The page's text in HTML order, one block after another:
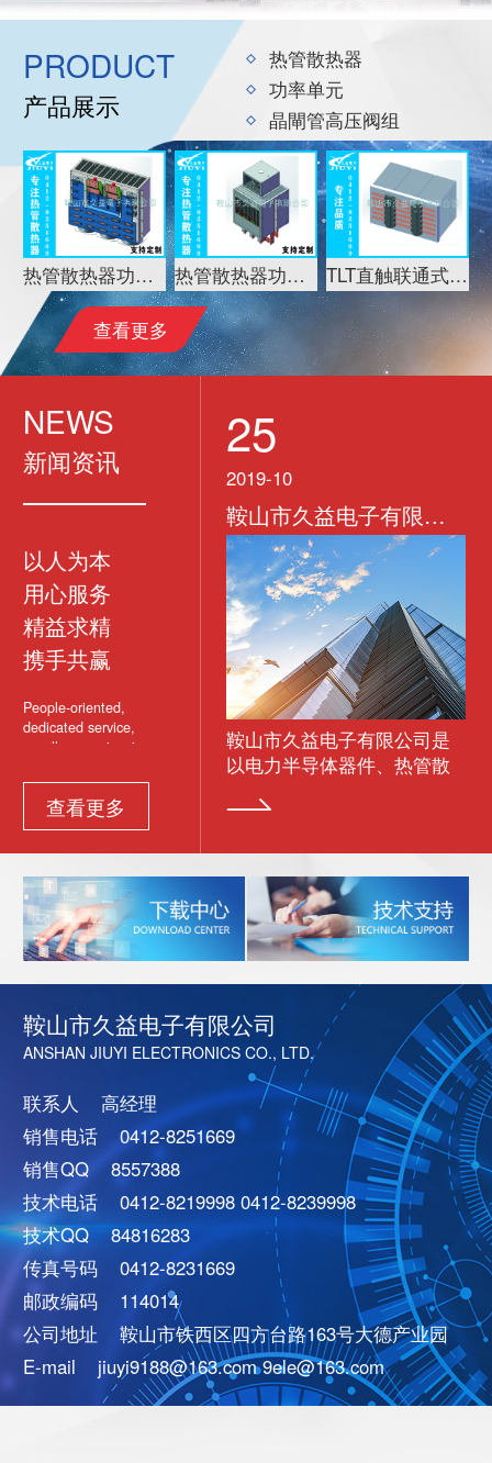
PRODUCT
产品展示
热管散热器
功率单元
晶閘管高压阀组
热管散热器功率单元-IGBT功率单元 热管散热器功率单元-FRXP系列功率单元 TLT直触联通式热管散热器
查看更多
NEWS
新闻资讯
以人为本
用心服务
精益求精
携手共赢
People-oriented,
dedicated service,
excellence, win-win
查看更多
10
采用军工热管技术，
补了国内行业的空
产品已经大量应用于
网的大功率补偿
）装置、晶闸管投切
组
25
2019-10
鞍山市久益电子有限公司
鞍山市久益电子有限公司是
以电力半导体器件、热管散
功率组件等为主导产品，集
于辽宁省鞍山市的高新技术
产业开发区内
鞍山市久益电子有限公司
ANSHAN JIUYI ELECTRONICS CO., LTD.
联系人 高经理
销售电话 0412-8251669
销售QQ 8557388
技术电话 0412-8219998 0412-8239998
技术QQ 84816283
传真号码 0412-8231669
邮政编码 114014
公司地址 鞍山市铁西区四方台路163号大德产业园
E-mail jiuyi9188@163.com 9ele@163.com